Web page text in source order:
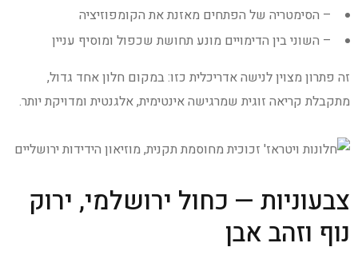
– הסימטריה של הפתחים מאזנת את הקומפוזיציה
– השוני בין הדימויים מונע תחושת שכפול ומוסיף עניין
זה פתרון מצוין לנישה אדריכלית כזו: במקום חלון אחד גדול,
מתקבלת קריאה זוגית שמרגישה אינטימית, אלגנטית ומדויקת יותר.
צבעוניות — כחול ירושלמי, ירוק
נוף וזהב אבן